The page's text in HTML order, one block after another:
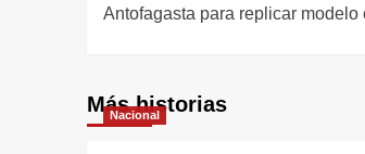
Antofagasta para replicar modelo
Más historias
Nacional